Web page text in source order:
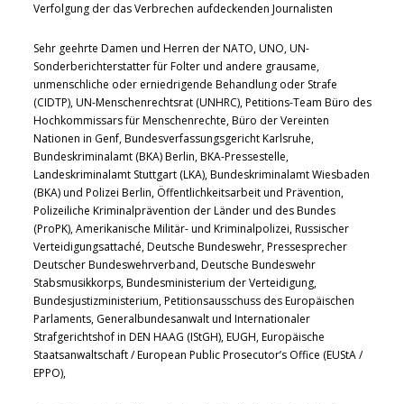
Verfolgung der das Verbrechen aufdeckenden Journalisten
Sehr geehrte Damen und Herren der NATO, UNO, UN-
Sonderberichterstatter für Folter und andere grausame,
unmenschliche oder erniedrigende Behandlung oder Strafe
(CIDTP), UN-Menschenrechtsrat (UNHRC), Petitions-Team Büro des
Hochkommissars für Menschenrechte, Büro der Vereinten
Nationen in Genf, Bundesverfassungsgericht Karlsruhe,
Bundeskriminalamt (BKA) Berlin, BKA-Pressestelle,
Landeskriminalamt Stuttgart (LKA), Bundeskriminalamt Wiesbaden
(BKA) und Polizei Berlin, Öffentlichkeitsarbeit und Prävention,
Polizeiliche Kriminalprävention der Länder und des Bundes
(ProPK), Amerikanische Militär- und Kriminalpolizei, Russischer
Verteidigungsattaché, Deutsche Bundeswehr, Pressesprecher
Deutscher Bundeswehrverband, Deutsche Bundeswehr
Stabsmusikkorps, Bundesministerium der Verteidigung,
Bundesjustizministerium, Petitionsausschuss des Europäischen
Parlaments, Generalbundesanwalt und Internationaler
Strafgerichtshof in DEN HAAG (IStGH), EUGH, Europäische
Staatsanwaltschaft / European Public Prosecutor’s Office (EUStA /
EPPO),